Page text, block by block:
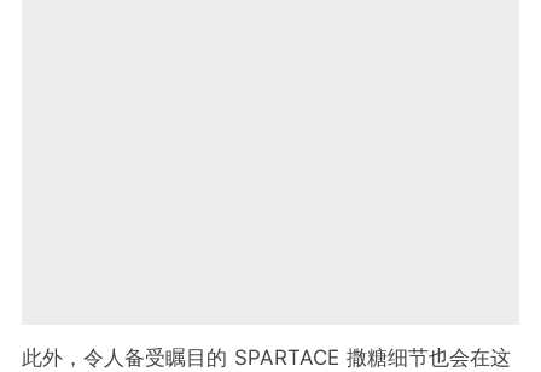
此外，令人备受瞩目的 SPARTACE 撒糖细节也会在这